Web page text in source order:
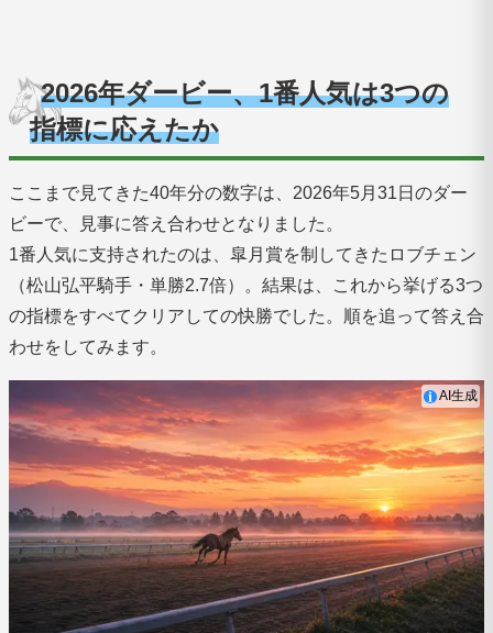
2026年ダービー、1番人気は3つの
指標に応えたか
ここまで見てきた40年分の数字は、2026年5月31日のダー
ビーで、見事に答え合わせとなりました。
1番人気に支持されたのは、皐月賞を制してきたロブチェン
（松山弘平騎手・単勝2.7倍）。結果は、これから挙げる3つ
の指標をすべてクリアしての快勝でした。順を追って答え合
わせをしてみます。
AI生成